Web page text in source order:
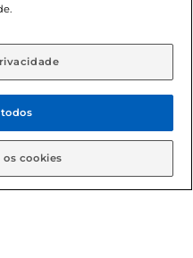
exclusivos para o
as compras on-line é de
os direitos
cookies